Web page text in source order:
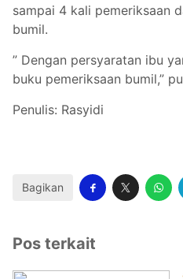
sampai 4 kali pemeriksaan
bumil.
” Dengan persyaratan ibu
buku pemeriksaan bumil,”
Penulis: Rasyidi
Bagikan
Pos terkait